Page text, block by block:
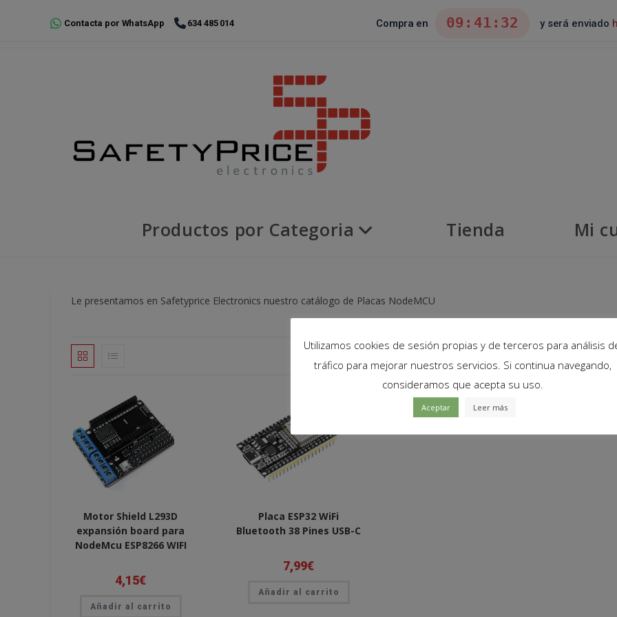
Contacta por WhatsApp 634 485 014 Compra en 09:41:31 y será enviado
Productos por Categoria Tienda Mi
Le presentamos en Safetyprice Electronics nuestro catálogo de Placas NodeMCU
Motor Shield L293D
expansión board para
NodeMcu ESP8266 WIFI
4,15€
Añadir al carrito
Placa ESP32 WiFi
Bluetooth 38 Pines USB-C
7,99€
Añadir al carrito
Utilizamos cookies de sesión propias y de terceros para análisis
tráfico para mejorar nuestros servicios. Si continua navegando,
consideramos que acepta su uso.
Aceptar Leer más